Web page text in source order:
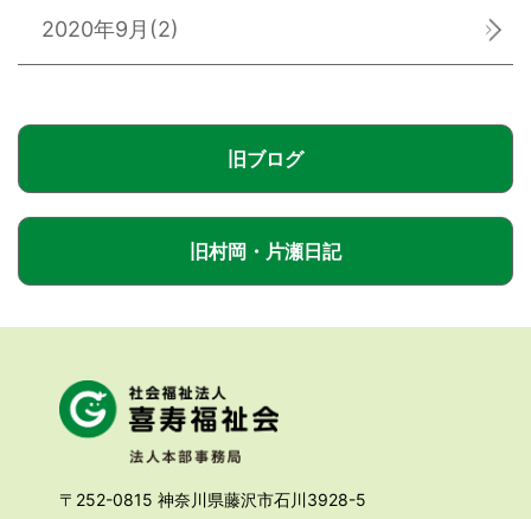
2020年9月 (2)
旧ブログ
旧村岡・片瀬日記
〒252-0815 神奈川県藤沢市石川3928-5